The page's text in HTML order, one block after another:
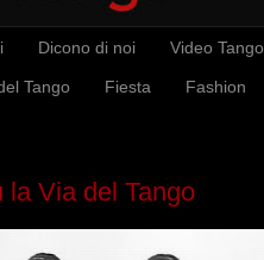
Dicono di noi Video Tango
Tango Fiesta Fashion
Via del Tango